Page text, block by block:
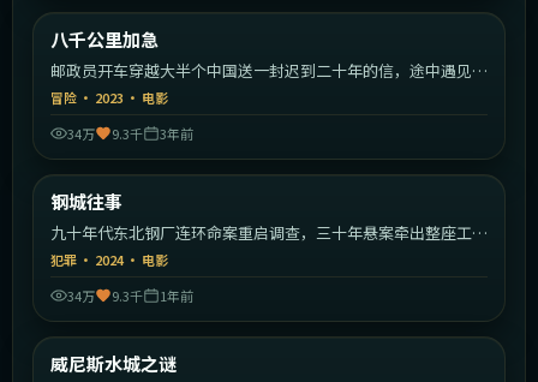
热门
八千公里加急
邮政员开车穿越大半个中国送一封迟到二十年的信，途中遇见各
色旅人。
冒险 · 2023 · 电影
34万
9.3千 3年前
热门
钢城往事
九十年代东北钢厂连环命案重启调查，三十年悬案牵出整座工业
城的秘密。
犯罪 · 2024· 电影
34万
9.3千 1年前
热门
威尼斯水城之谜